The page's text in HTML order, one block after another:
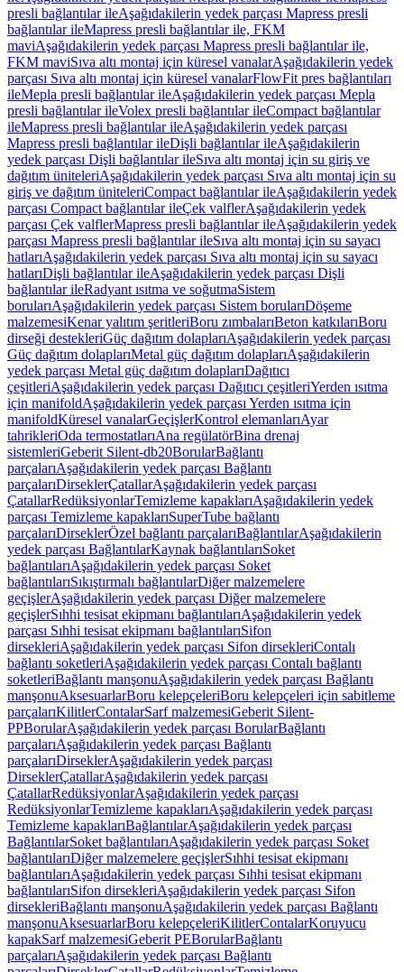
presli bağlantılar ileAşağıdakilerin yedek parçası Mapress presli
bağlantılar ileMapress presli bağlantılar ile, FKM
maviAşağıdakilerin yedek parçası Mapress presli bağlantılar ile,
FKM maviSıva altı montaj için küresel vanalarAşağıdakilerin yedek
parçası Sıva altı montaj için küresel vanalarFlowFit pres bağlantıları
ileMepla presli bağlantılar ileAşağıdakilerin yedek parçası Mepla
presli bağlantılar ileVolex presli bağlantılar ileCompact bağlantılar
ileMapress presli bağlantılar ileAşağıdakilerin yedek parçası
Mapress presli bağlantılar ileDişli bağlantılar ileAşağıdakilerin
yedek parçası Dişli bağlantılar ileSıva altı montaj için su giriş ve
dağıtım üniteleriAşağıdakilerin yedek parçası Sıva altı montaj için su
giriş ve dağıtım üniteleriCompact bağlantılar ileAşağıdakilerin yedek
parçası Compact bağlantılar ileÇek valflerAşağıdakilerin yedek
parçası Çek valflerMapress presli bağlantılar ileAşağıdakilerin yedek
parçası Mapress presli bağlantılar ileSıva altı montaj için su sayacı
hatlarıAşağıdakilerin yedek parçası Sıva altı montaj için su sayacı
hatlarıDişli bağlantılar ileAşağıdakilerin yedek parçası Dişli
bağlantılar ileRadyant ısıtma ve soğutmaSistem
borularıAşağıdakilerin yedek parçası Sistem borularıDöşeme
malzemesiKenar yalıtım şeritleriBoru zımbalarıBeton katkılarıBoru
dirseği destekleriGüç dağıtım dolaplarıAşağıdakilerin yedek parçası
Güç dağıtım dolaplarıMetal güç dağıtım dolaplarıAşağıdakilerin
yedek parçası Metal güç dağıtım dolaplarıDağıtıcı
çeşitleriAşağıdakilerin yedek parçası Dağıtıcı çeşitleriYerden ısıtma
için manifoldAşağıdakilerin yedek parçası Yerden ısıtma için
manifoldKüresel vanalarGeçişlerKontrol elemanlarıAyar
tahrikleriOda termostatlarıAna regülatörBina drenaj
sistemleriGeberit Silent-db20BorularBağlantı
parçalarıAşağıdakilerin yedek parçası Bağlantı
parçalarıDirseklerÇatallarAşağıdakilerin yedek parçası
ÇatallarRedüksiyonlarTemizleme kapaklarıAşağıdakilerin yedek
parçası Temizleme kapaklarıSuperTube bağlantı
parçalarıDirseklerÖzel bağlantı parçalarıBağlantılarAşağıdakilerin
yedek parçası BağlantılarKaynak bağlantılarıSoket
bağlantılarıAşağıdakilerin yedek parçası Soket
bağlantılarıSıkıştırmalı bağlantılarDiğer malzemelere
geçişlerAşağıdakilerin yedek parçası Diğer malzemelere
geçişlerSıhhi tesisat ekipmanı bağlantılarıAşağıdakilerin yedek
parçası Sıhhi tesisat ekipmanı bağlantılarıSifon
dirsekleriAşağıdakilerin yedek parçası Sifon dirsekleriContalı
bağlantı soketleriAşağıdakilerin yedek parçası Contalı bağlantı
soketleriBağlantı manşonuAşağıdakilerin yedek parçası Bağlantı
manşonuAksesuarlarBoru kelepçeleriBoru kelepçeleri için sabitleme
parçalarıKilitlerContalarSarf malzemesiGeberit Silent-
PPBorularAşağıdakilerin yedek parçası BorularBağlantı
parçalarıAşağıdakilerin yedek parçası Bağlantı
parçalarıDirseklerAşağıdakilerin yedek parçası
DirseklerÇatallarAşağıdakilerin yedek parçası
ÇatallarRedüksiyonlarAşağıdakilerin yedek parçası
RedüksiyonlarTemizleme kapaklarıAşağıdakilerin yedek parçası
Temizleme kapaklarıBağlantılarAşağıdakilerin yedek parçası
BağlantılarSoket bağlantılarıAşağıdakilerin yedek parçası Soket
bağlantılarıDiğer malzemelere geçişlerSıhhi tesisat ekipmanı
bağlantılarıAşağıdakilerin yedek parçası Sıhhi tesisat ekipmanı
bağlantılarıSifon dirsekleriAşağıdakilerin yedek parçası Sifon
dirsekleriBağlantı manşonuAşağıdakilerin yedek parçası Bağlantı
manşonuAksesuarlarBoru kelepçeleriKilitlerContalarKoruyucu
kapakSarf malzemesiGeberit PEBorularBağlantı
parçalarıAşağıdakilerin yedek parçası Bağlantı